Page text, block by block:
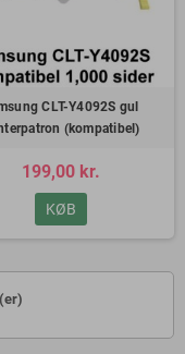
CLT-Y4092S gul
(kompatibel)
199,00 kr.
KØB